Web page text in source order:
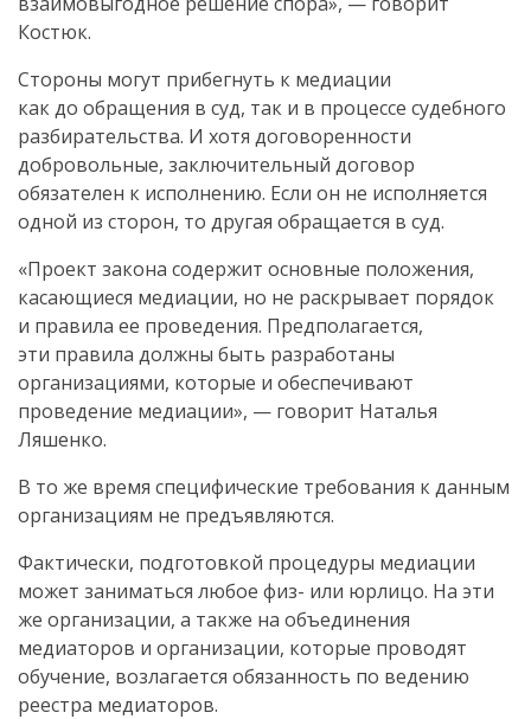
Костюк.
Стороны могут прибегнуть к медиации
как до обращения в суд, так и в процессе судебного
разбирательства. И хотя договоренности
добровольные, заключительный договор
обязателен к исполнению. Если он не исполняется
одной из сторон, то другая обращается в суд.
«Проект закона содержит основные положения,
касающиеся медиации, но не раскрывает порядок
и правила ее проведения. Предполагается,
эти правила должны быть разработаны
организациями, которые и обеспечивают
проведение медиации», — говорит Наталья
Ляшенко.
В то же время специфические требования к данным
организациям не предъявляются.
Фактически, подготовкой процедуры медиации
может заниматься любое физ- или юрлицо. На эти
же организации, а также на объединения
медиаторов и организации, которые проводят
обучение, возлагается обязанность по ведению
реестра медиаторов.